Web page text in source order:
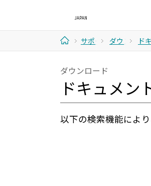
ー
ム
サポー
ウンロ
ード
ダウン
ド
ダウンロード
ドキュメン
以下の検索機能によ